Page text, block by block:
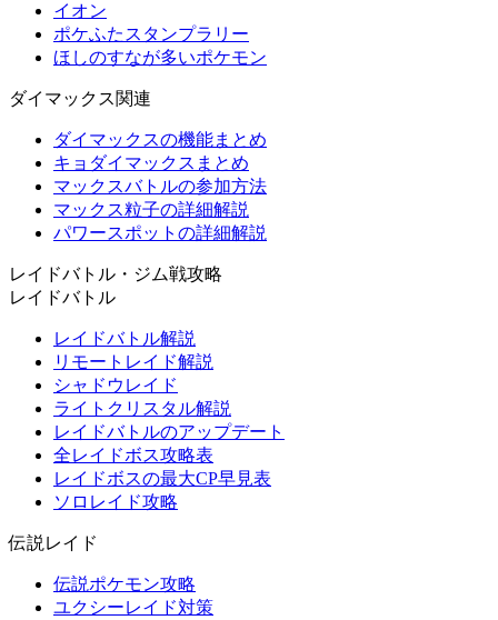
イオン
ポケふたスタンプラリー
ほしのすなが多いポケモン
ダイマックス関連
ダイマックスの機能まとめ
キョダイマックスまとめ
マックスバトルの参加方法
マックス粒子の詳細解説
パワースポットの詳細解説
レイドバトル・ジム戦攻略
レイドバトル
レイドバトル解説
リモートレイド解説
シャドウレイド
ライトクリスタル解説
レイドバトルのアップデート
全レイドボス攻略表
レイドボスの最大CP早見表
ソロレイド攻略
伝説レイド
伝説ポケモン攻略
ユクシーレイド対策